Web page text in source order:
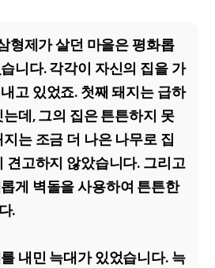
형제가 살던 마을은 평화롭
니다. 각각이 자신의 집을 가
고 있었죠. 첫째 돼지는 급하
데, 그의 집은 튼튼하지 못
는 조금 더 나은 나무로 집
견고하지 않았습니다. 그리고
게 벽돌을 사용하여 튼튼한
.
내민 늑대가 있었습니다. 늑